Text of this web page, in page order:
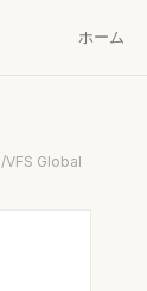
ホーム
/VFS Global